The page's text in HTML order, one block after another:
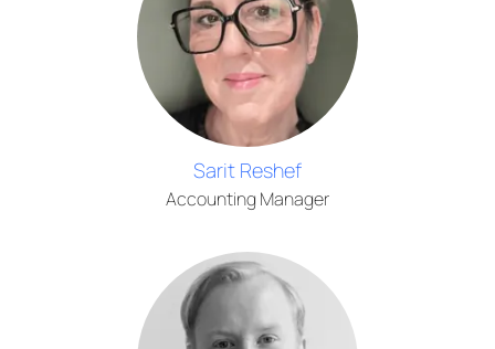
Sarit Reshef
Accounting Manager